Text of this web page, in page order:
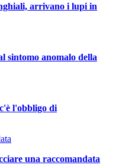
arrivano i lupi in
sintomo anomalo della
l'obbligo di
una raccomandata